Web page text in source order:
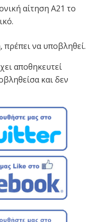
αίτηση Α21 το
πρέπει να υποβληθεί.
αποθηκευτεί
και δεν